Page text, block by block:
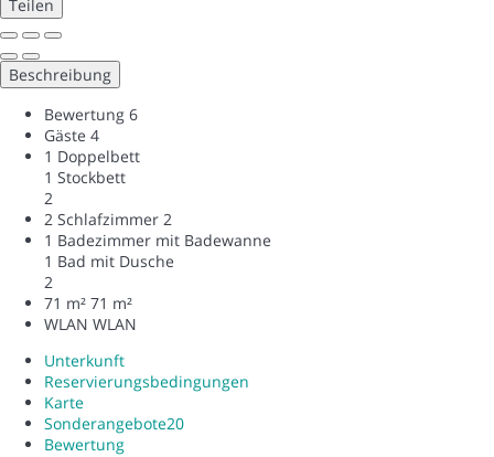
Teilen
Beschreibung
Bewertung 6
Gäste 4
1 Doppelbett
1 Stockbett
2
2 Schlafzimmer 2
1 Badezimmer mit Badewanne
1 Bad mit Dusche
2
71 m² 71 m²
WLAN WLAN
Unterkunft
Reservierungsbedingungen
Karte
Sonderangebote20
Bewertung